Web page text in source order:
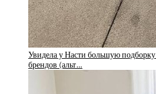
Увидела у Насти большую
брендов (альт…